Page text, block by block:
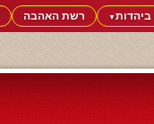
▼ רשת האהבה